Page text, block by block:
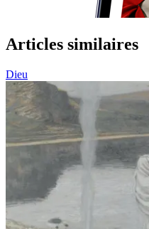
Articles similaires
Dieu